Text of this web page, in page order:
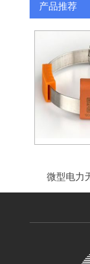
产品推荐
微型电力